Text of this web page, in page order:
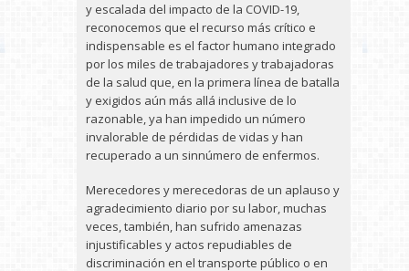
y escalada del impacto de la COVID-19,
reconocemos que el recurso más crítico e
indispensable es el factor humano integrado
por los miles de trabajadores y trabajadoras
de la salud que, en la primera línea de batalla
y exigidos aún más allá inclusive de lo
razonable, ya han impedido un número
invalorable de pérdidas de vidas y han
recuperado a un sinnúmero de enfermos.
Merecedores y merecedoras de un aplauso y
agradecimiento diario por su labor, muchas
veces, también, han sufrido amenazas
injustificables y actos repudiables de
discriminación en el transporte público o en